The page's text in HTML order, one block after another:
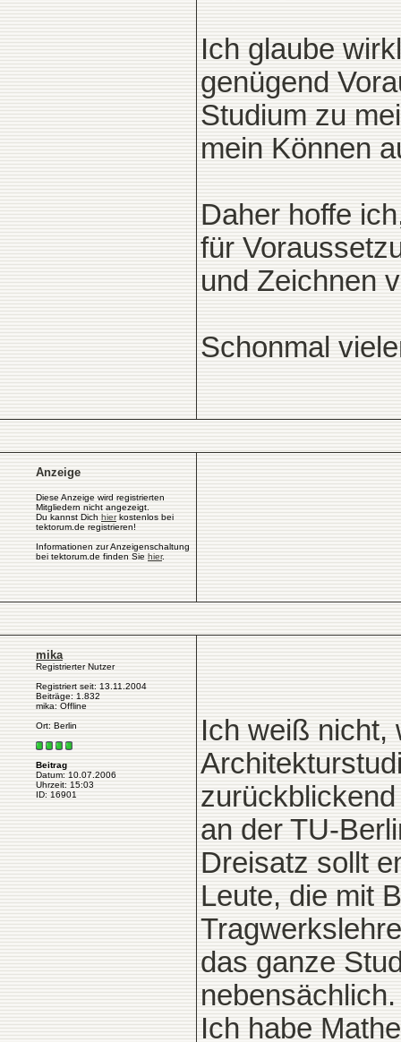
Ich glaube
genügend
Studium zu
mein Können
Daher hoffe
für
und Zeichnen
Schonmal
Anzeige
Diese Anzeige wird registrierten
Mitgliedern nicht angezeigt.
Du kannst Dich hierkostenlos bei
tektorum.de registrieren!
Informationen zur Anzeigenschaltung
bei tektorum.de finden Sie hier.
mika
Registrierter Nutzer
Registriert seit: 13.11.2004
Beiträge: 1.832
mika: Offline
Ort: Berlin
Beitrag
Datum: 10.07.2006
Uhrzeit: 15:03
ID: 16901
Ich weiß nicht,
an der TU-
Dreisatz sollt
Leute, die mit
das ganze
Ich habe